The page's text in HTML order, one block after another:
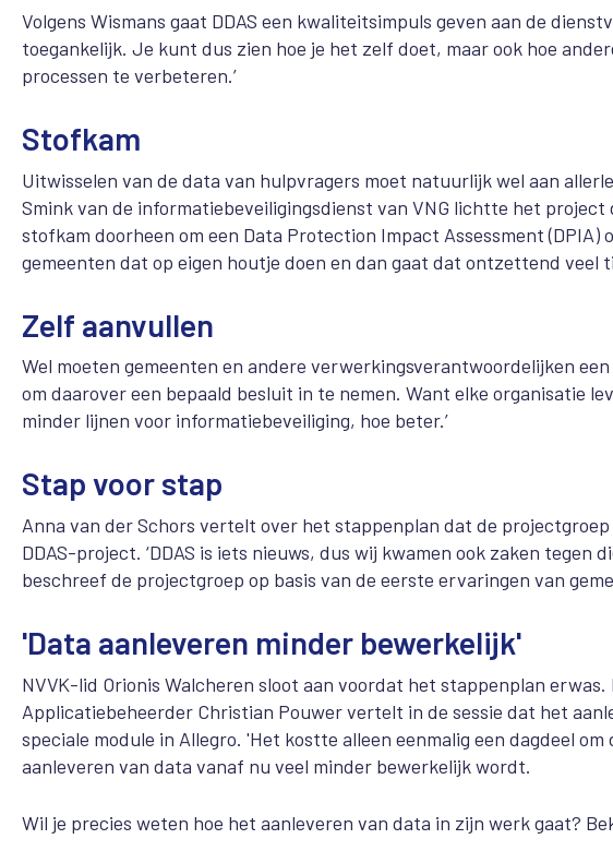
Volgens Wismans gaat DDAS een kwaliteitsimpuls geven aan de
toegankelijk. Je kunt dus zien hoe je het zelf doet, maar ook hoe
processen te verbeteren.’
Stofkam
Uitwisselen van de data van hulpvragers moet natuurlijk wel aan
Smink van de informatiebeveiligingsdienst van VNG lichtte het project
stofkam doorheen om een Data Protection Impact Assessment (DPIA)
gemeenten dat op eigen houtje doen en dan gaat dat ontzettend veel
Zelf aanvullen
Wel moeten gemeenten en andere verwerkingsverantwoordelijken
om daarover een bepaald besluit in te nemen. Want elke organisatie
minder lijnen voor informatiebeveiliging, hoe beter.’
Stap voor stap
Anna van der Schors vertelt over het stappenplan dat de
DDAS-project. ‘DDAS is iets nieuws, dus wij kwamen ook zaken tegen
beschreef de projectgroep op basis van de eerste ervaringen van
'Data aanleveren minder bewerkelijk'
NVVK-lid Orionis Walcheren sloot aan voordat het stappenplan
Applicatiebeheerder Christian Pouwer vertelt in de sessie dat het
speciale module in Allegro. 'Het kostte alleen eenmalig een dagdeel
aanleveren van data vanaf nu veel minder bewerkelijk wordt.
Wil je precies weten hoe het aanleveren van data in zijn werk gaat?